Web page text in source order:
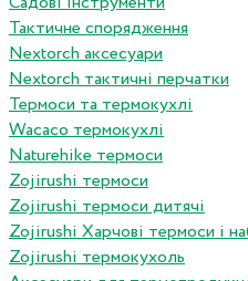
Тактичне спорядження
Nextorch аксесуари
Nextorch тактичні перчатки
Термоси та термокухлі
Wacaco термокухлі
Naturehike термоси
Zojirushi термоси
Zojirushi термоси дитячі
Zojirushi Харчові термоси і
Zojirushi термокухоль